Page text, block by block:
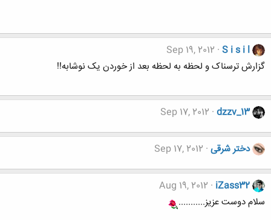
S i s i l
Sep 19, 2012
گزارش ترسناک و لحظه به لحظه بعد از خوردن یک نوشابه!!
dzzv_13
Sep 17, 2012
دختر شرقی Sep 17, 2012
iZass32
Aug 19, 2012
سلام دوست عزیز...........